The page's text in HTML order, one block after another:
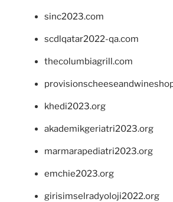
sinc2023.com
scdlqatar2022-qa.com
thecolumbiagrill.com
khedi2023.org
akademikgeriatri2023.org
marmarapediatri2023.org
emchie2023.org
girisimselradyoloji2022.org